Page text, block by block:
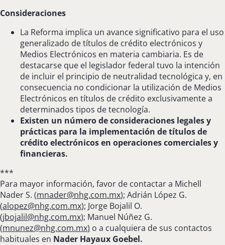
Consideraciones
La Reforma implica un avance significativo para el uso
generalizado de títulos de crédito electrónicos y
Medios Electrónicos en materia cambiaria. Es de
destacarse que el legislador federal tuvo la intención
de incluir el principio de neutralidad tecnológica y, en
consecuencia no condicionar la utilización de Medios
Electrónicos en títulos de crédito exclusivamente a
determinados tipos de tecnología.
Existen un número de consideraciones legales y
prácticas para la implementación de títulos de
crédito electrónicos en operaciones comerciales y
financieras.
***
Para mayor información, favor de contactar a Michell
Nader S. (mnader@nhg.com.mx); Adrián López G.
(alopez@nhg.com.mx); Jorge Bojalil O.
(jbojalil@nhg.com.mx); Manuel Núñez G.
(mnunez@nhg.com.mx) o a cualquiera de sus contactos
habituales en Nader Hayaux Goebel.